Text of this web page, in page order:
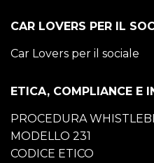
CAR LOVERS PER IL
Car Lovers per il sociale
ETICA, COMPLIANCE E
PROCEDURA
MODELLO 231
CODICE ETICO